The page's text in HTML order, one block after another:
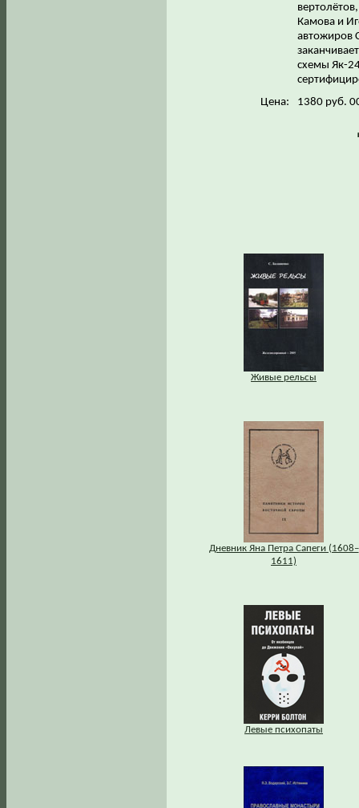
Камова и
автожиров
схемы Як-
Цена:
1380 руб.
Живые рельсы
Дневник Яна Петра Сапеги (1608–
1611)
Левые психопаты